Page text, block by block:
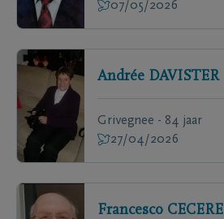
07/05/2026
Andrée DAVISTER
Grivegnee - 84 jaar
27/04/2026
Francesco CECERE